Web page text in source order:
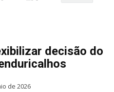
decisão do
de 2026